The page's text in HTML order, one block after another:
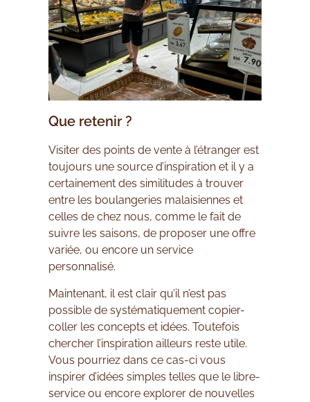
Que retenir ?
Visiter des points de vente à l’étranger est
toujours une source d’inspiration et il y a
certainement des similitudes à trouver
entre les boulangeries malaisiennes et
celles de chez nous, comme le fait de
suivre les saisons, de proposer une offre
variée, ou encore un service
personnalisé.
Maintenant, il est clair qu’il n’est pas
possible de systématiquement copier-
coller les concepts et idées. Toutefois
chercher l’inspiration ailleurs reste utile.
Vous pourriez dans ce cas-ci vous
inspirer d’idées simples telles que le libre-
service ou encore explorer de nouvelles